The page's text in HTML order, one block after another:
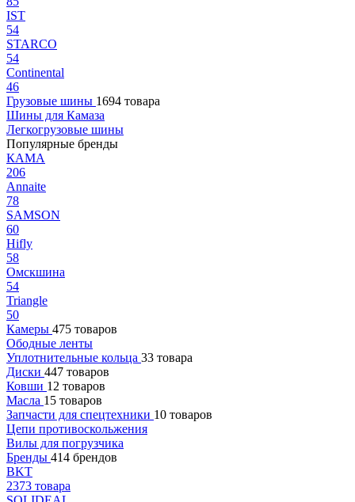
IST
54
STARCO
54
Continental
46
Грузовые шины 1694 товара
Шины для Камаза
Легкогрузовые шины
Популярные бренды
КАМА
206
Annaite
78
SAMSON
60
Hifly
58
Омскшина
54
Triangle
50
Камеры 475 товаров
Ободные ленты
Уплотнительные кольца 33 товара
Диски 447 товаров
Ковши 12 товаров
Масла 15 товаров
Запчасти для спецтехники 10 товаров
Цепи противоскольжения
Вилы для погрузчика
Бренды 414 брендов
BKT
2373 товара